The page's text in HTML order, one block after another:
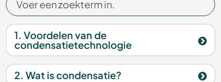
1. Voordelen van de
condensatietechnologie
2. Wat is condensatie?